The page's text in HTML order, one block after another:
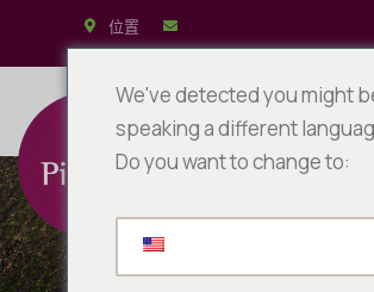
位置
We've detected you might
speaking a different
Do you want to change to: